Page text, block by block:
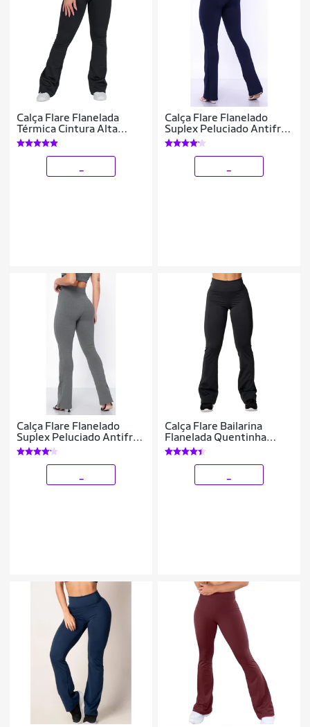
Calça Flare Flanelada
Térmica Cintura Alta
Quentinha Inverno
Calça Flare Flanelado
Suplex Peluciado Antifrio
Quentinha Wolfox
Calça Flare Flanelado
Suplex Peluciado Antifrio
Quentinha Wolfox
Calça Flare Bailarina
Flanelada Quentinha
Térmica Antifrio Forrada
Em Suplex WOLFOX